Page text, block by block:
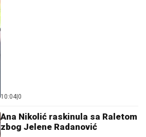
10:04 0
Ana Nikolić raskinula sa Raletom
zbog Jelene Radanović